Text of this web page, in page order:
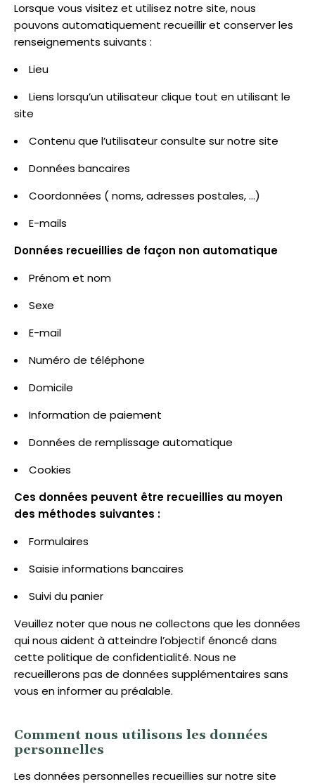
Lorsque vous visitez et utilisez notre site, nous
pouvons automatiquement recueillir et conserver les
renseignements suivants :
Lieu
Liens lorsqu’un utilisateur clique tout en utilisant le
site
Contenu que l’utilisateur consulte sur notre site
Données bancaires
Coordonnées ( noms, adresses postales, …)
E-mails
Données recueillies de façon non automatique
Prénom et nom
Sexe
E-mail
Numéro de téléphone
Domicile
Information de paiement
Données de remplissage automatique
Cookies
Ces données peuvent être recueillies au moyen
des méthodes suivantes :
Formulaires
Saisie informations bancaires
Suivi du panier
Veuillez noter que nous ne collectons que les données
qui nous aident à atteindre l’objectif énoncé dans
cette politique de confidentialité. Nous ne
recueillerons pas de données supplémentaires sans
vous en informer au préalable.
Comment nous utilisons les données
personnelles
Les données personnelles recueillies sur notre site